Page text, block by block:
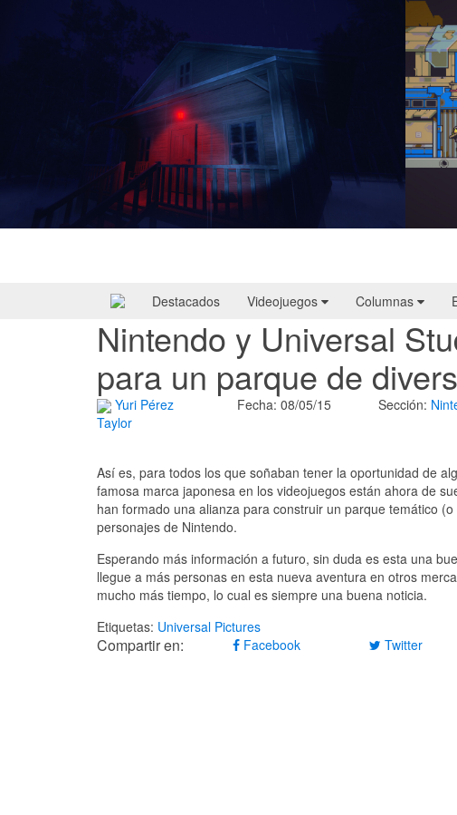
Destacados Videojuegos Columnas
Nintendo y Universal
para un parque de
Yuri Pérez
Taylor
Fecha: 08/05/15 Sección:
Así es, para todos los que soñaban tener la oportunidad de
famosa marca japonesa en los videojuegos están ahora de
han formado una alianza para construir un parque temático
personajes de Nintendo.
Esperando más información a futuro, sin duda es esta una
llegue a más personas en esta nueva aventura en otros
mucho más tiempo, lo cual es siempre una buena noticia.
Etiquetas: Universal Pictures
Compartir en: Facebook Twitter